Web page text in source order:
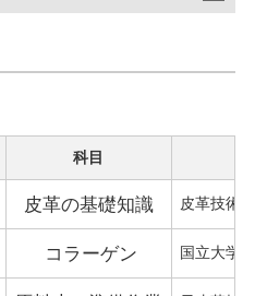
科目
皮革の基礎知識 皮革技術
コラーゲン 国立大学